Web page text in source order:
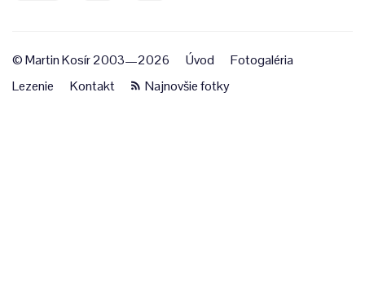
© Martin Kosír 2003—2026 Úvod
Fotogaléria
Lezenie
Kontakt Najnovšie fotky